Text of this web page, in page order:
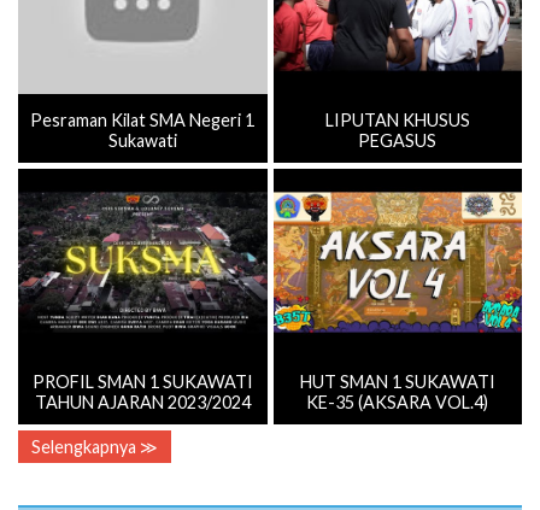
Pesraman Kilat SMA Negeri 1
Sukawati
LIPUTAN KHUSUS
PEGASUS
PROFIL SMAN 1 SUKAWATI
TAHUN AJARAN 2023/2024
HUT SMAN 1 SUKAWATI
KE-35 (AKSARA VOL.4)
Selengkapnya ≫